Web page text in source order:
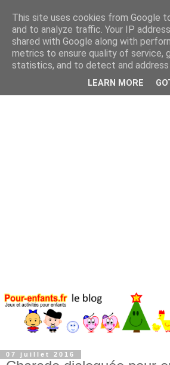
07 juillet 2016
This site uses cookies from Google
and to analyze traffic. Your IP
shared with Google along with
metrics to ensure quality of service,
statistics, and to detect and address
LEARN MORE